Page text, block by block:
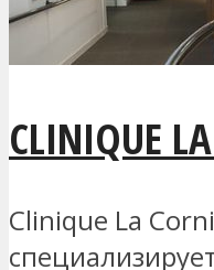
CLINIQUE
Clinique La